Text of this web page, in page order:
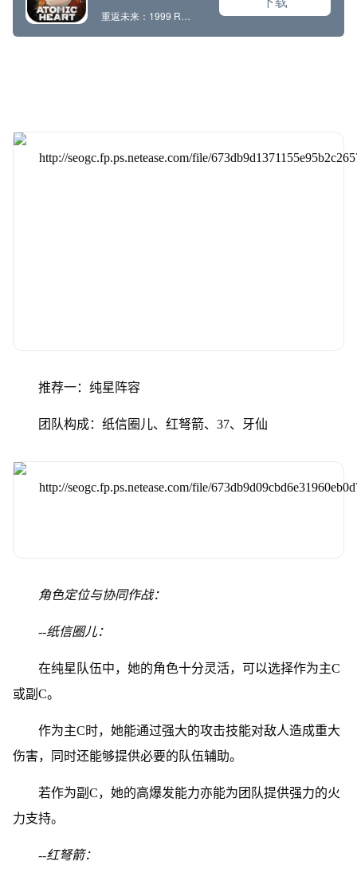
推荐一：纯星阵容
团队构成：纸信圈儿、红弩箭、37、牙仙
角色定位与协同作战：
--纸信圈儿：
在纯星队伍中，她的角色十分灵活，可以选择作为主C
或副C。
作为主C时，她能通过强大的攻击技能对敌人造成重大
伤害，同时还能够提供必要的队伍辅助。
若作为副C，她的高爆发能力亦能为团队提供强力的火
力支持。
--红弩箭：